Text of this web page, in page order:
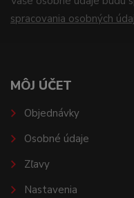
spracovania osobných
MÔJ ÚČET
Objednávky
Osobné údaje
Zľavy
Nastavenia